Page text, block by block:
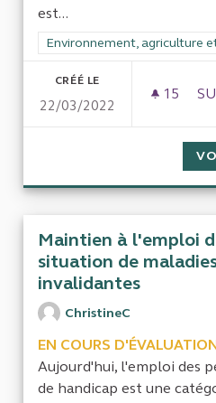
est...
Filtrer les résultats de la
Environnement, agriculture
CRÉÉ LE
22/03/2022
15 15
Maintien à l'emploi
situation de
invalidantes
ChristineC
EN COURS
Aujourd'hui, l'emploi des
de handicap est une